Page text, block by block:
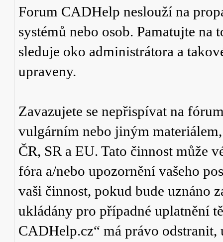
Forum CADHelp neslouží na
systémů nebo osob. Pamatujte
sleduje oko administrátora a
upraveny.
Zavazujete se nepřispívat na
vulgárním nebo jiným
ČR, SR a EU. Tato činnost může
fóra a/nebo upozornění vašeho
vaši činnost, pokud bude uznáno
ukládány pro případné uplatnění
CADHelp.cz“ má právo